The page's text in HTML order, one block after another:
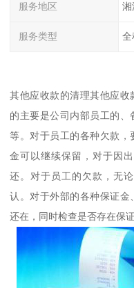
服务地区 湘
服务类型 全
其他应收款的清理其他应
的主要是公司内部员工的、
等。对于员工的各种欠款，
金可以继续保留，对于因
还。对于员工的欠款，无
认。对于外部的各种保证
还在，同时检查是否存在保